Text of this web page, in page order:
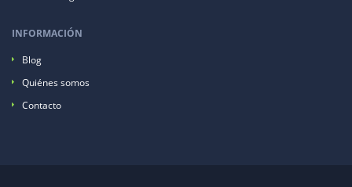
INFORMACIÓN
Blog
Quiénes somos
Contacto